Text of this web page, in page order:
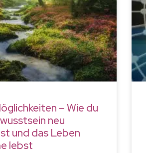
– Wie du
neu
und das Leben
lebst